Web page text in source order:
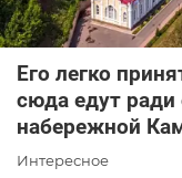
Его легко
сюда едут ради
набережной
Интересное